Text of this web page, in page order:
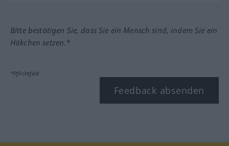
Bitte bestätigen Sie, dass Sie ein Mensch sind, indem Sie ein
Häkchen setzen.*
*Pflichtfeld
Feedback absenden